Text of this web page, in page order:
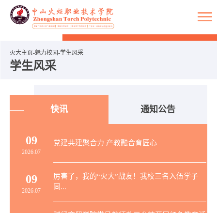
火大主页 魅力校园 学生风采
学生风采
快讯 通知公告
09
2026.07
党建共建聚合力 产教融合育匠心
09
2026.07
厉害了，我的“火大”战友！我校三名入伍学子
同...